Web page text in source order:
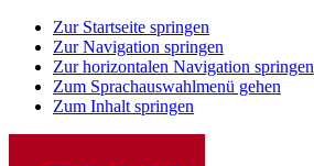
Zur Startseite springen
Zur Navigation springen
Zur horizontalen Navigation springen
Zum Sprachauswahlmenü gehen
Zum Inhalt springen